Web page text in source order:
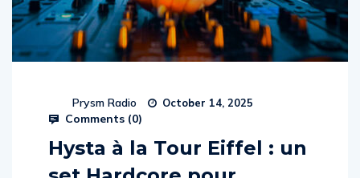
Prysm Radio October 14, 2025
Comments (0)
Hysta à la Tour Eiffel : un